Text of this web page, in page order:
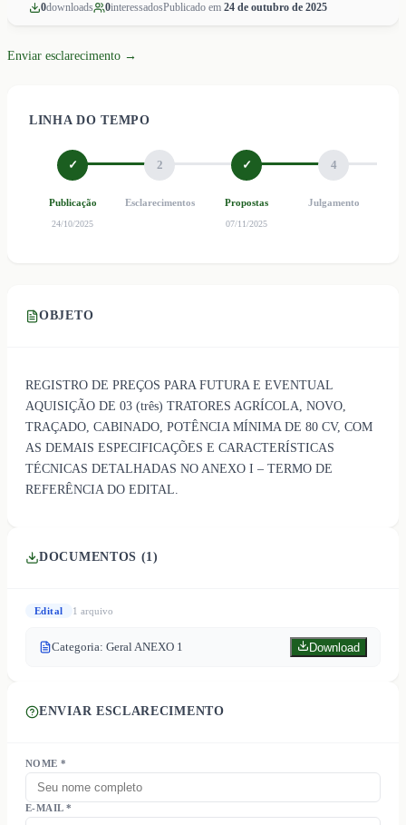
0downloads 0interessadosPublicado em 24 de outubro de 2025
Enviar esclarecimento →
LINHA DO TEMPO
✓
Publicação
24/10/2025
2
Esclarecimentos
✓
Propostas
07/11/2025
4
Julgamento
OBJETO
REGISTRO DE PREÇOS PARA FUTURA E EVENTUAL
AQUISIÇÃO DE 03 (três) TRATORES AGRÍCOLA, NOVO,
TRAÇADO, CABINADO, POTÊNCIA MÍNIMA DE 80 CV, COM
AS DEMAIS ESPECIFICAÇÕES E CARACTERÍSTICAS
TÉCNICAS DETALHADAS NO ANEXO I – TERMO DE
REFERÊNCIA DO EDITAL.
DOCUMENTOS (1)
Edital 1 arquivo
Categoria: Geral ANEXO 1 Download
ENVIAR ESCLARECIMENTO
NOME *
E-MAIL *